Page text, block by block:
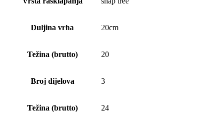
Duljina vrha 20cm
Težina (brutto) 20
Broj dijelova 3
Težina (brutto) 24